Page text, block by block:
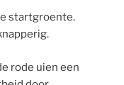
startgroente.
rode uien een